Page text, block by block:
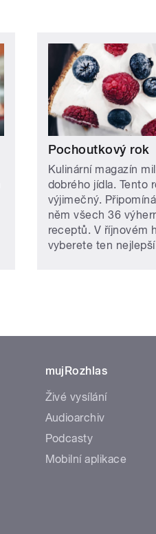
Pochoutkový rok
Kulinární magazín
dobrého jídla. Tento
výjimečný.
něm všech 36
receptů. V říjnovém
vyberete ten
mujRozhlas
Živé vysílání
Audioarchiv
Podcasty
Mobilní aplikace